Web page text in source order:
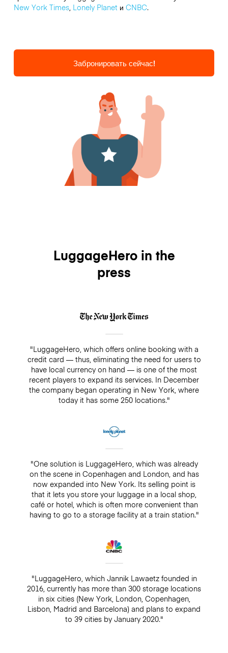
New York Times, Lonely Planetи CNBC.
Забронировать сейчас!
LuggageHero in the
press
"LuggageHero, which offers online booking with a
credit card — thus, eliminating the need for users to
have local currency on hand — is one of the most
recent players to expand its services. In December
the company began operating in New York, where
today it has some 250 locations."
"One solution is LuggageHero, which was already
on the scene in Copenhagen and London, and has
now expanded into New York. Its selling point is
that it lets you store your luggage in a local shop,
café or hotel, which is often more convenient than
having to go to a storage facility at a train station."
"LuggageHero, which Jannik Lawaetz founded in
2016, currently has more than 300 storage locations
in six cities (New York, London, Copenhagen,
Lisbon, Madrid and Barcelona) and plans to expand
to 39 cities by January 2020."